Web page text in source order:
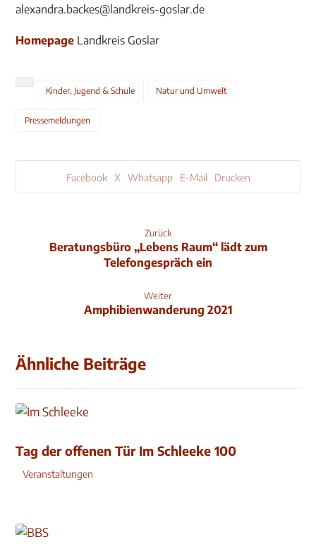
alexandra.backes@landkreis-goslar.de
Homepage Landkreis Goslar
Kinder, Jugend & Schule Natur und Umwelt
Pressemeldungen
Facebook X Whatsapp E-Mail Drucken
Zurück
Beratungsbüro „Lebens Raum“ lädt zum
Telefongespräch ein
Weiter
Amphibienwanderung 2021
Ähnliche Beiträge
Tag der offenen Tür Im Schleeke 100
Veranstaltungen